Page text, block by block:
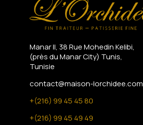
Manar II, 38 Rue Mohedin Kelibi,
(près du Manar City) Tunis,
Tunisie
contact@maison-lorchidee.com
+(216) 99 45 45 80
+(216) 99 45 49 49